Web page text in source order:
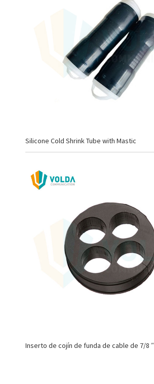
Silicone Cold Shrink Tube with Mastic
Inserto de cojín de funda de cable de 7/8 ″